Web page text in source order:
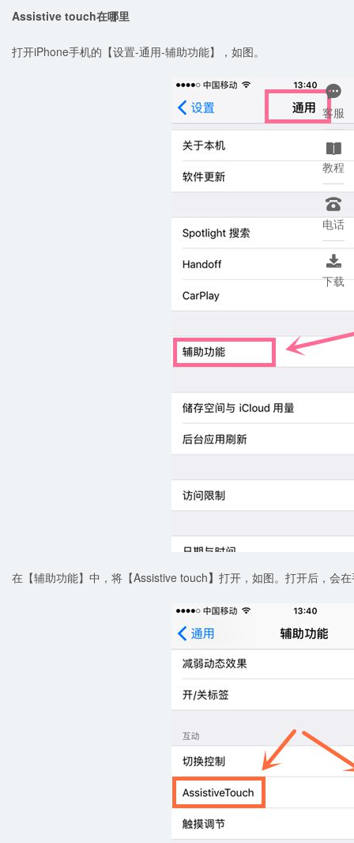
Assistive touch在哪里
打开iPhone手机的【设置-通用-辅助功能】，如图。
在【辅助功能】中，将【Assistive touch】 打开，如图。打开后，会

客服

教程

电话

下载